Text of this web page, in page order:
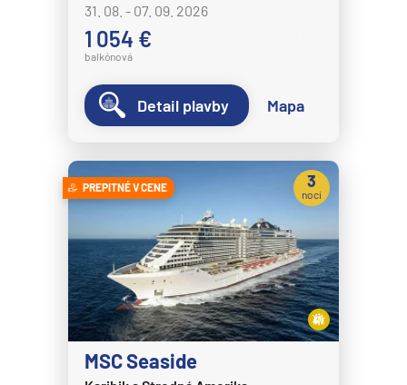
31. 08. - 07. 09. 2026
1 054 €
balkónová
Detail plavby Mapa
PREPITNÉ V CENE
MSC Seaside
3
noci